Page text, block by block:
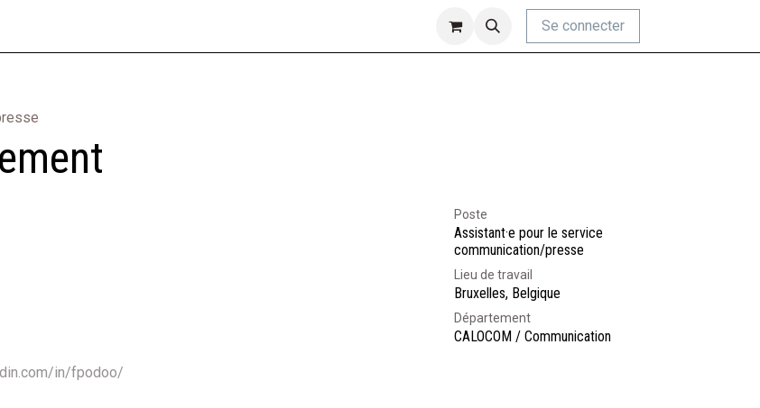
Se connecter
Poste
Assistant·e pour le service
communication/presse
Lieu de travail
Bruxelles, Belgique
Département
CALOCOM / Communication